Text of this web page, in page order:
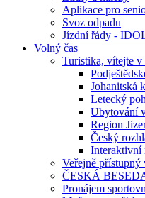
Aplikace pro
Svoz odpadu
Jízdní řády -
Volný čas
Turistika, vítejte v
Johanitská
Letecký
Ubytování
Region
Český
Interaktivní
Veřejně přístupný
ČESKÁ
Pronájem